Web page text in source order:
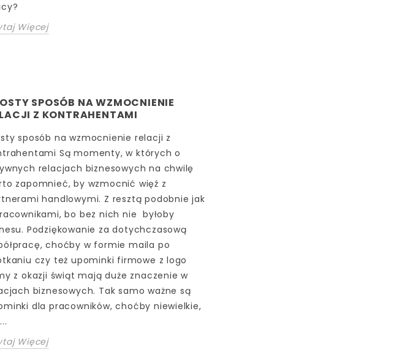
Więcej
SPOSÓB NA WZMOCNIENIE
Z KONTRAHENTAMI
sposób na wzmocnienie relacji z
Są momenty, w których o
relacjach biznesowych na chwilę
zapomnieć, by wzmocnić więź z
handlowymi. Z resztą podobnie jak
bo bez nich nie byłoby
Podziękowanie za dotychczasową
choćby w formie maila po
czy też upominki firmowe z logo
z okazji świąt mają duże znaczenie w
biznesowych. Tak samo ważne są
dla pracowników, choćby niewielkie,
Więcej